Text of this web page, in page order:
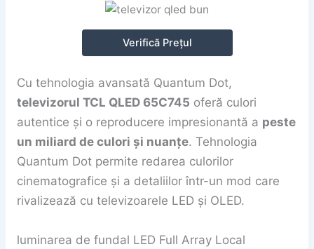
Verifică Prețul
Cu tehnologia avansată Quantum Dot,
televizorul TCL QLED 65C745 oferă culori
autentice și o reproducere impresionantă a peste
un miliard de culori și nuanțe. Tehnologia
Quantum Dot permite redarea culorilor
cinematografice și a detaliilor într-un mod care
rivalizează cu televizoarele LED și OLED.
luminarea de fundal LED Full Array Local